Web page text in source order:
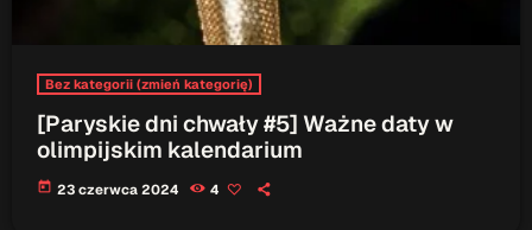
Bez kategorii (zmień kategorię)
[Paryskie dni chwały #5] Ważne daty w
olimpijskim kalendarium
today 23 czerwca 2024 4